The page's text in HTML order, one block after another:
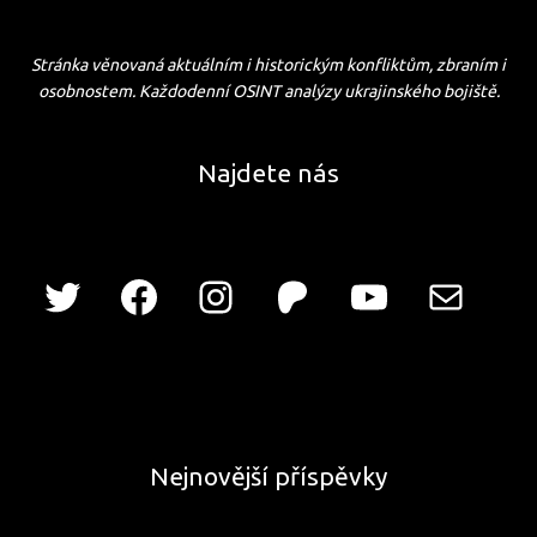
Stránka věnovaná aktuálním i historickým konfliktům, zbraním i
osobnostem. Každodenní OSINT analýzy ukrajinského bojiště.
Najdete nás
Nejnovější příspěvky